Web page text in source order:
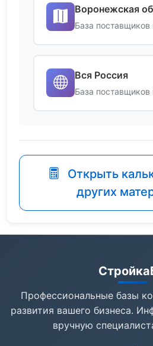
Воронежская
База поставщиков
Вся Россия
База поставщиков
Открыть
других
Профессиональные базы
развития вашего бизнеса.
вручную